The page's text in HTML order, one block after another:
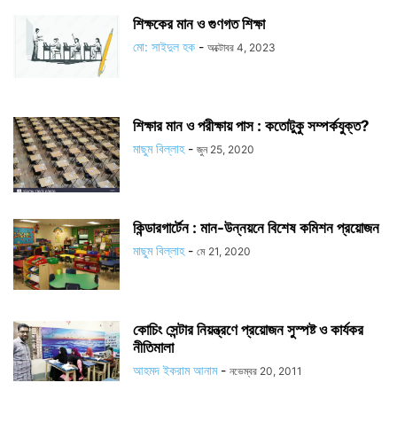
শিক্ষকের মান ও গুণগত শিক্ষা
মো: সাইদুল হক - অক্টোবর 4, 2023
শিক্ষার মান ও পরীক্ষায় পাস : কতোটুকু সম্পর্কযুক্ত?
মাছুম বিল্লাহ - জুন 25, 2020
কিন্ডারগার্টেন : মান-উন্নয়নে বিশেষ কমিশন প্রয়োজন
মাছুম বিল্লাহ - মে 21, 2020
কোচিং সেন্টার নিয়ন্ত্রণে প্রয়োজন সুস্পষ্ট ও কার্যকর
নীতিমালা
আহমদ ইকরাম আনাম - নভেম্বর 20, 2011